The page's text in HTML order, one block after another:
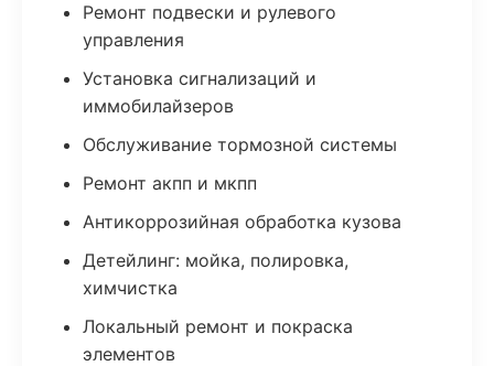
Ремонт подвески и рулевого
управления
Установка сигнализаций и
иммобилайзеров
Обслуживание тормозной системы
Ремонт акпп и мкпп
Антикоррозийная обработка кузова
Детейлинг: мойка, полировка,
химчистка
Локальный ремонт и покраска
элементов